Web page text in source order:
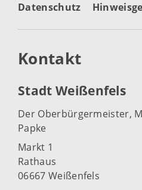
Datenschutz
Kontakt
Stadt Weißenfels
Der Oberbürgermeister,
Papke
Markt 1
Rathaus
06667 Weißenfels